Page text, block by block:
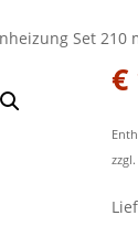
Set 210
€
zzgl.